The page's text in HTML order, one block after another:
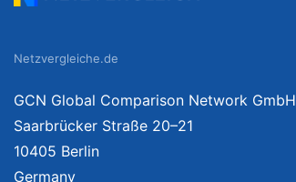
Netzvergleiche.de
GCN Global Comparison Network GmbH
Saarbrücker Straße 20–21
10405 Berlin
Germany